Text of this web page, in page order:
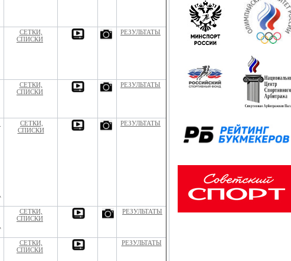
СЕТКИ,
СПИСКИ
РЕЗУЛЬТАТЫ
СЕТКИ,
СПИСКИ
РЕЗУЛЬТАТЫ
СЕТКИ,
СПИСКИ
РЕЗУЛЬТАТЫ
СЕТКИ,
СПИСКИ
РЕЗУЛЬТАТЫ
СЕТКИ,
СПИСКИ
РЕЗУЛЬТАТЫ